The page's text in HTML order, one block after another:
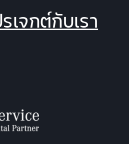
เจกต์กับเรา